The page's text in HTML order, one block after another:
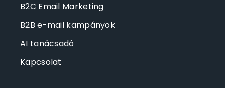
B2C Email Marketing
B2B e-mail kampányok
AI tanácsadó
Kapcsolat